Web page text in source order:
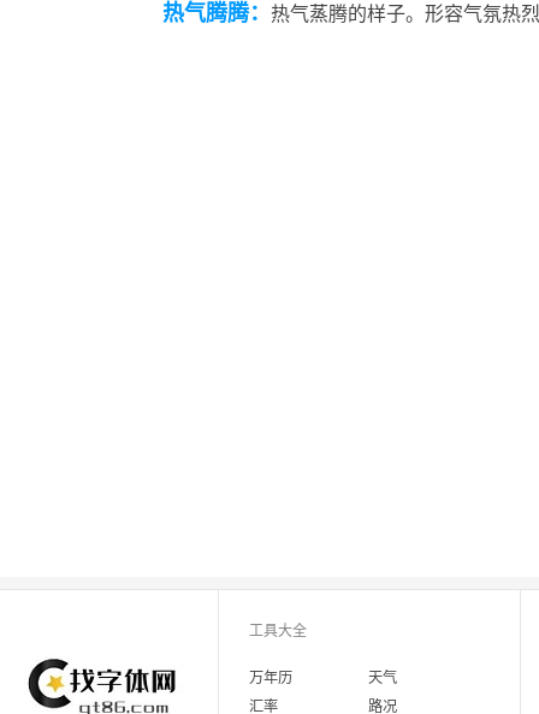
热气腾腾： 热气蒸腾的样子。形容气氛热
工具大全
万年历
天气
汇率
路况